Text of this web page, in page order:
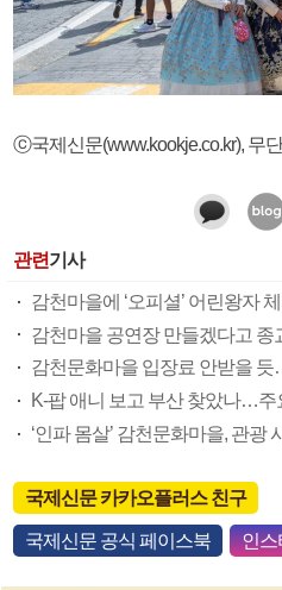
ⓒ국제신문(www.kookje.co.kr), 무
관련기사
감천마을에 ‘오피셜’ 어린왕자
감천마을 공연장 만들겠다고 종
K-팝 애니 보고 부산 찾았나…주
‘인파 몸살’ 감천문화마을, 관광
국제신문 카카오플러스 친구
국제신문 공식 페이스북 인스